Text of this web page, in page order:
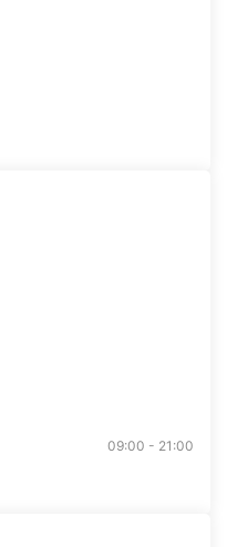
09:00 - 21:00